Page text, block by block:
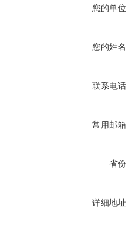
您的单位
您的姓名
联系电话
常用邮箱
省份
详细地址